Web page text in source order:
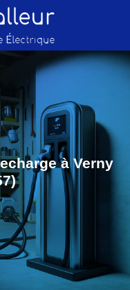
à Verny